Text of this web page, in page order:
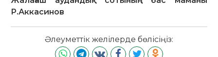
Р.Аккасинов
Әлеуметтік желілерде бөлісіңіз: